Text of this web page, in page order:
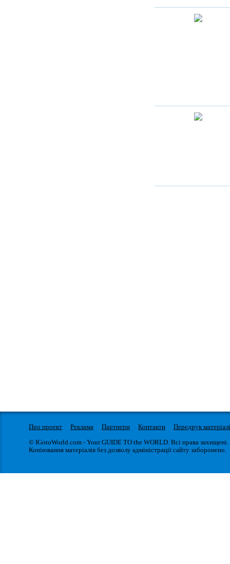
Про проект Реклама Партнери Контакти
Передрук
© IGotoWorld.com - Your GUIDE TO the WORLD. Всі права захищені.
Копіювання матеріалів без дозволу адміністрації сайту заборонено.